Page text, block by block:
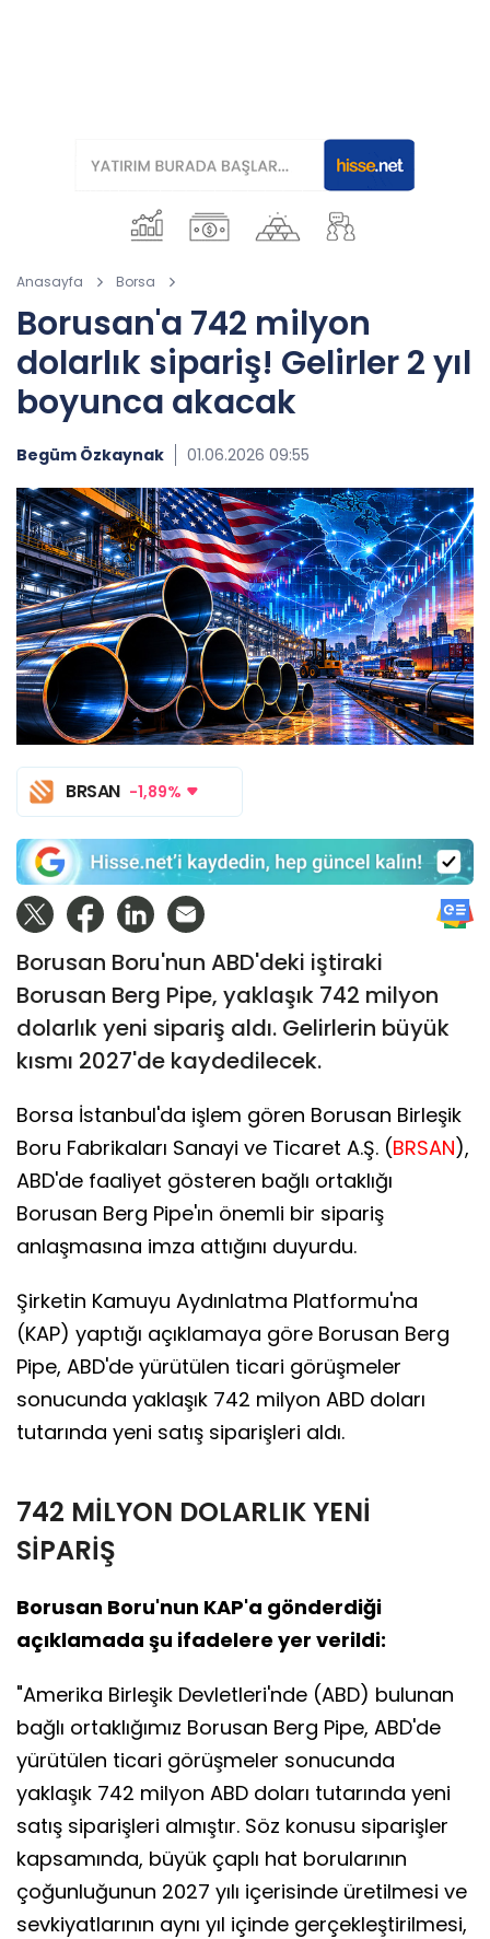
Anasayfa Borsa
Borusan'a 742 milyon
dolarlık sipariş! Gelirler 2 yıl
boyunca akacak
Begüm Özkaynak 01.06.2026 09:55
BRSAN -1,89%
Borusan Boru'nun ABD'deki iştiraki
Borusan Berg Pipe, yaklaşık 742 milyon
dolarlık yeni sipariş aldı. Gelirlerin büyük
kısmı 2027'de kaydedilecek.
Borsa İstanbul'da işlem gören Borusan Birleşik
Boru Fabrikaları Sanayi ve Ticaret A.Ş. (BRSAN),
ABD'de faaliyet gösteren bağlı ortaklığı
Borusan Berg Pipe'ın önemli bir sipariş
anlaşmasına imza attığını duyurdu.
Şirketin Kamuyu Aydınlatma Platformu'na
(KAP) yaptığı açıklamaya göre Borusan Berg
Pipe, ABD'de yürütülen ticari görüşmeler
sonucunda yaklaşık 742 milyon ABD doları
tutarında yeni satış siparişleri aldı.
742 MİLYON DOLARLIK YENİ
SİPARİŞ
Borusan Boru'nun KAP'a gönderdiği
açıklamada şu ifadelere yer verildi:
"Amerika Birleşik Devletleri'nde (ABD) bulunan
bağlı ortaklığımız Borusan Berg Pipe, ABD'de
yürütülen ticari görüşmeler sonucunda
yaklaşık 742 milyon ABD doları tutarında yeni
satış siparişleri almıştır. Söz konusu siparişler
kapsamında, büyük çaplı hat borularının
çoğunluğunun 2027 yılı içerisinde üretilmesi ve
sevkiyatlarının aynı yıl içinde gerçekleştirilmesi,